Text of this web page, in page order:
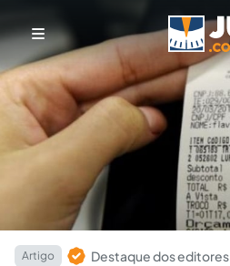
Artigo Destaque dos editores